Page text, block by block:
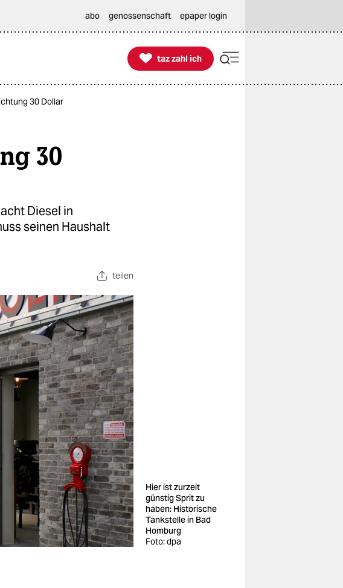
abo genossenschaft epaper login

taz zahl ich
taz zahl ich
30 Dollar
30
Diesel in
seinen Haushalt
teilen
Hier ist zurzeit
günstig Sprit zu
haben: Historische
Tankstelle in Bad
Homburg
Foto: dpa